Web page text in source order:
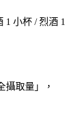
1 小杯 / 烈酒 1
攝取量 」，